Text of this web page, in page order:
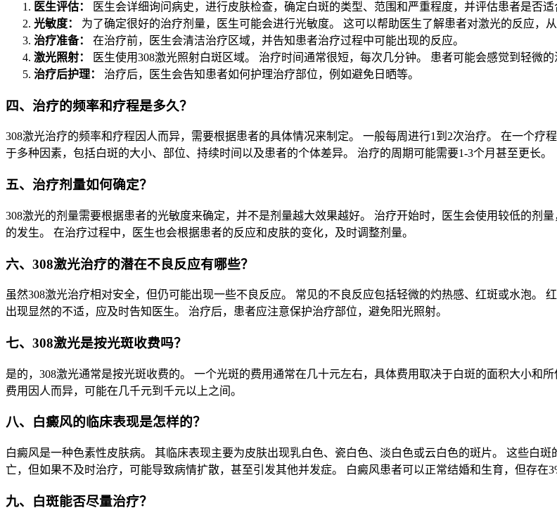
医生评估：
医生会详细询问病史，进行皮肤检查，确定白斑的类型、范围和严重程度，并评估患者是否适
光敏度：
为了确定很好的治疗剂量，医生可能会进行光敏度。 这可以帮助医生了解患者对激光的反应，
治疗准备：
在治疗前，医生会清洁治疗区域，并告知患者治疗过程中可能出现的反应。
激光照射：
医生使用308激光照射白斑区域。 治疗时间通常很短，每次几分钟。 患者可能会感觉到轻微的
治疗后护理：
治疗后，医生会告知患者如何护理治疗部位，例如避免日晒等。
四、治疗的频率和疗程是多久？
308激光治疗的频率和疗程因人而异，需要根据患者的具体情况来制定。 一般每周进行1到2次治疗。 在一个
于多种因素，包括白斑的大小、部位、持续时间以及患者的个体差异。 治疗的周期可能需要1-3个月甚至更长。
五、治疗剂量如何确定？
308激光的剂量需要根据患者的光敏度来确定，并不是剂量越大效果越好。 治疗开始时，医生会使用较低的剂
的发生。 在治疗过程中，医生也会根据患者的反应和皮肤的变化，及时调整剂量。
六、308激光治疗的潜在不良反应有哪些？
虽然308激光治疗相对安全，但仍可能出现一些不良反应。 常见的不良反应包括轻微的灼热感、红斑或水泡。
出现显然的不适，应及时告知医生。 治疗后，患者应注意保护治疗部位，避免阳光照射。
七、308激光是按光斑收费吗？
是的，308激光通常是按光斑收费的。 一个光斑的费用通常在几十元左右，具体费用取决于白斑的面积大小和
费用因人而异，可能在几千元到千元以上之间。
八、白癜风的临床表现是怎样的？
白癜风是一种色素性皮肤病。 其临床表现主要为皮肤出现乳白色、瓷白色、淡白色或云白色的斑片。 这些白
亡，但如果不及时治疗，可能导致病情扩散，甚至引发其他并发症。 白癜风患者可以正常结婚和生育，但存在
九、白斑能否尽量治疗？